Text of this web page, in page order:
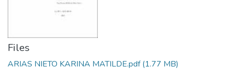
Files
ARIAS NIETO KARINA MATILDE.pdf(1.77 MB)